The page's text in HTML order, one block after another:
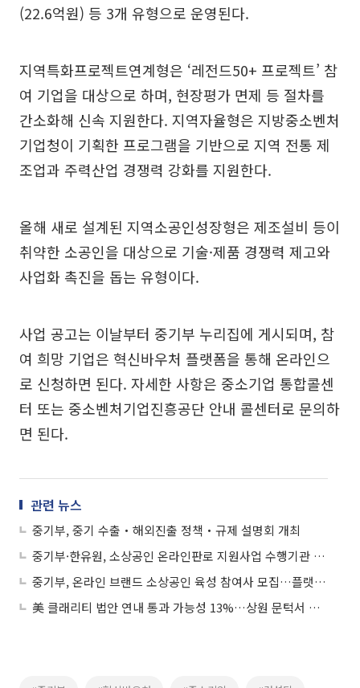
(22.6억원) 등 3개 유형으로 운영된다.
지역특화프로젝트연계형은 ‘레전드50+ 프로젝트’ 참
여 기업을 대상으로 하며, 현장평가 면제 등 절차를
간소화해 신속 지원한다. 지역자율형은 지방중소벤처
기업청이 기획한 프로그램을 기반으로 지역 전통 제
조업과 주력산업 경쟁력 강화를 지원한다.
올해 새로 설계된 지역소공인성장형은 제조설비 등이
취약한 소공인을 대상으로 기술·제품 경쟁력 제고와
사업화 촉진을 돕는 유형이다.
사업 공고는 이날부터 중기부 누리집에 게시되며, 참
여 희망 기업은 혁신바우처 플랫폼을 통해 온라인으
로 신청하면 된다. 자세한 사항은 중소기업 통합콜센
터 또는 중소벤처기업진흥공단 안내 콜센터로 문의하
면 된다.
관련 뉴스
중기부, 중기 수출‧해외진출 정책‧규제 설명회 개최
중기부·한유원, 소상공인 온라인판로 지원사업 수행기관 모집
중기부, 온라인 브랜드 소상공인 육성 참여사 모집…플랫폼 13개사 협업
美 클래리티 법안 연내 통과 가능성 13%…상원 문턱서 제동